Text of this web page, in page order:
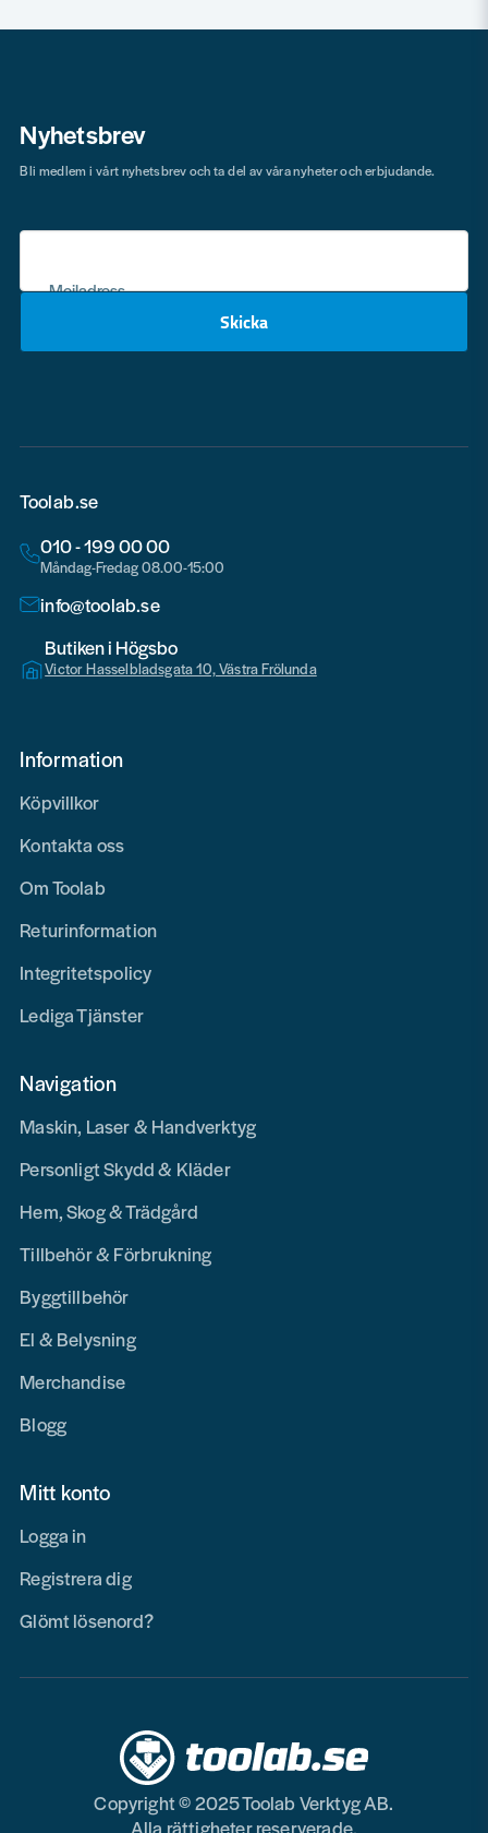
Nyhetsbrev
Mejladress
Skicka
Bli medlem i vårt nyhetsbrev och ta del av våra nyheter och erbjudande.
Toolab.se
010 - 199 00 00
Måndag-Fredag 08.00-15:00
info@toolab.se
Butiken i Högsbo
Victor Hasselbladsgata 10, Västra Frölunda
Information
Köpvillkor
Kontakta oss
Om Toolab
Returinformation
Integritetspolicy
Lediga Tjänster
Navigation
Maskin, Laser & Handverktyg
Personligt Skydd & Kläder
Hem, Skog & Trädgård
Tillbehör & Förbrukning
Byggtillbehör
El & Belysning
Merchandise
Blogg
Mitt konto
Logga in
Registrera dig
Glömt lösenord?
Copyright © 2025 Toolab Verktyg AB.